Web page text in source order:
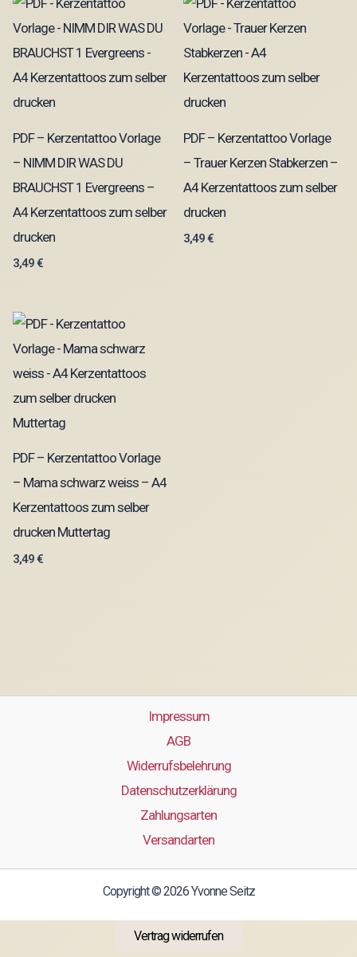
PDF – Kerzentattoo Vorlage
– NIMM DIR WAS DU
BRAUCHST 1 Evergreens –
A4 Kerzentattoos zum selber
drucken
3,49€
PDF – Kerzentattoo Vorlage
– Trauer Kerzen Stabkerzen –
A4 Kerzentattoos zum selber
drucken
3,49€
PDF – Kerzentattoo Vorlage
– Mama schwarz weiss – A4
Kerzentattoos zum selber
drucken Muttertag
3,49€
Impressum
AGB
Widerrufsbelehrung
Datenschutzerklärung
Zahlungsarten
Versandarten
Copyright © 2026 Yvonne Seitz
Vertrag widerrufen